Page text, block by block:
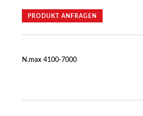
PRODUKT ANFRAGEN
N.max 4100-7000